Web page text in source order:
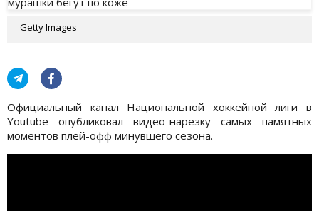
Getty Images
Официальный канал Национальной хоккейной лиги в
Youtube опубликовал видео-нарезку самых памятных
моментов плей-офф минувшего сезона.